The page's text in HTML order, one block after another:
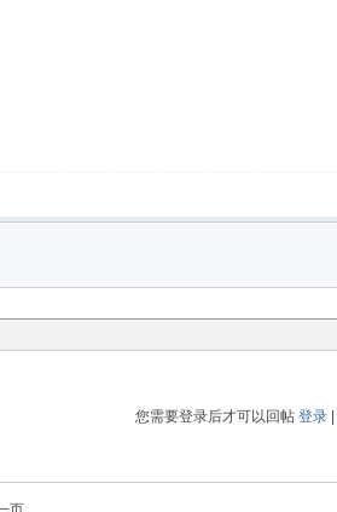
您需要登录后才可以回帖 登录|